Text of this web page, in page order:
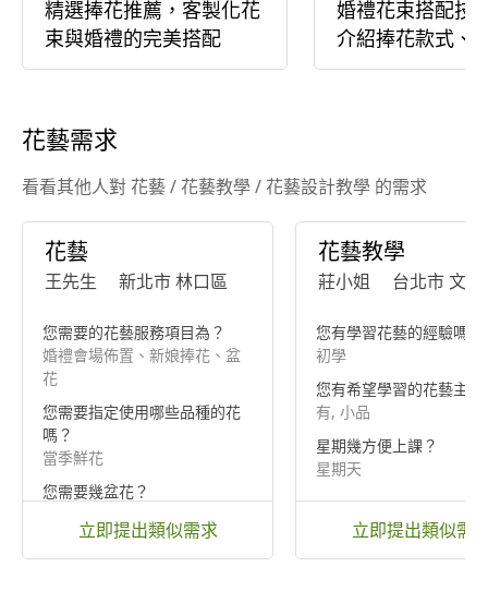
精選捧花推薦，客製化花
束與婚禮的完美搭配
婚禮花束搭配技
介紹捧花款式、
格
花藝需求
看看其他人對 花藝 / 花藝教學 / 花藝設計教學 的需求
花藝
王先生 新北市 林口區
您需要的花藝服務項目為？
婚禮會場佈置、新娘捧花、盆
花
您需要指定使用哪些品種的花
嗎？
當季鮮花
您需要幾盆花？
立即提出類似需求
花藝教學
莊小姐 台北市 文
您有學習花藝的經驗嗎？
初學
您有希望學習的花藝主題
有, 小品
星期幾方便上課？
星期天
立即提出類似需